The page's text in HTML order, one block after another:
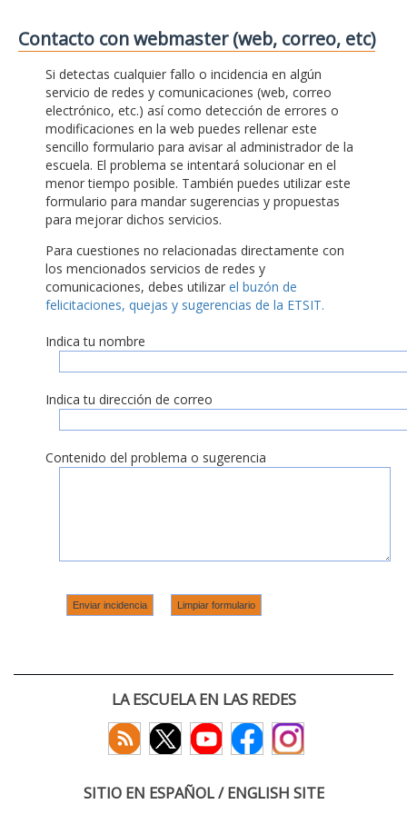
Contacto con webmaster (web, correo, etc)
Si detectas cualquier fallo o incidencia en algún
servicio de redes y comunicaciones (web, correo
electrónico, etc.) así como detección de errores o
modificaciones en la web puedes rellenar este
sencillo formulario para avisar al administrador de la
escuela. El problema se intentará solucionar en el
menor tiempo posible. También puedes utilizar este
formulario para mandar sugerencias y propuestas
para mejorar dichos servicios.
Para cuestiones no relacionadas directamente con
los mencionados servicios de redes y
comunicaciones, debes utilizar el buzón de
felicitaciones, quejas y sugerencias de la ETSIT.
Indica tu nombre
Indica tu dirección de correo
Contenido del problema o sugerencia
LA ESCUELA EN LAS REDES
SITIO EN ESPAÑOL / ENGLISH SITE